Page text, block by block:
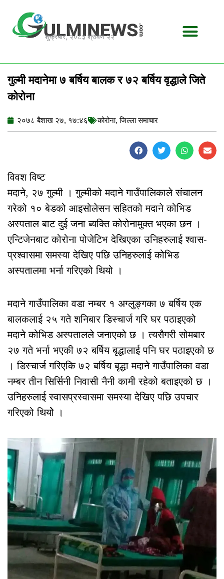
content
शुक्रबार, २०८३ श्रावण २२
गुल्मी मदानेमा ७ बर्षिय बालक र ७२ बर्षिय वृद्धाले जिते
कोरोना
२०७८ बैशाख २७, १७:४६ कोरोना,जिल्ला समाचार
विवश विष्ट
मदाने, २७ गुल्मी । गुल्मीको मदाने गाउँपालिकाले संचालन
गरेको १० बेडको आइसोलेसन सहितको मदाने कोभिड
अस्पताल बाट दुई जना ब्यक्ति कोरोनामुक्त भएका छन ।
एन्टिजेनबाट कोरोना पोजेटिभ देखिएका उनिहरुलाई श्वास-
प्रश्वासमा समस्या देखिए पछि उनिहरुलाई कोभिड
अस्पतालमा भर्ना गरिएको थियो ।
मदाने गाउँपालिका वडा नम्बर १ अग्लुङ्गका ७ बर्षिय एक
बालकलाई २५ गते शनिबार डिस्चार्ज गरि घर पठाइएको
मदाने कोभिड अस्पतालले जनाएको छ । त्यसैगरी सोमबार
२७ गते भर्ना भएकी ७२ बर्षिय बृद्धालाई पनि घर पठाइएको छ
। डिस्चार्ज गरिएकि ७२ बर्षिय बृद्धा मदाने गाउँपालिका वडा
नम्बर तीन सिर्सिनी निवासी नैनी कामी रहेको बताइएको छ ।
उनिहरुलाई स्वासप्रस्वासमा समस्या देखिए पछि उपचार
गरिएको थियोे ।